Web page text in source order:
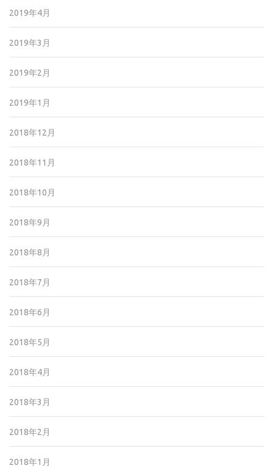
2019年4月
2019年3月
2019年2月
2019年1月
2018年12月
2018年11月
2018年10月
2018年9月
2018年8月
2018年7月
2018年6月
2018年5月
2018年4月
2018年3月
2018年2月
2018年1月